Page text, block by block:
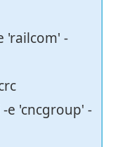
'railcom' -
e 'cncgroup' -